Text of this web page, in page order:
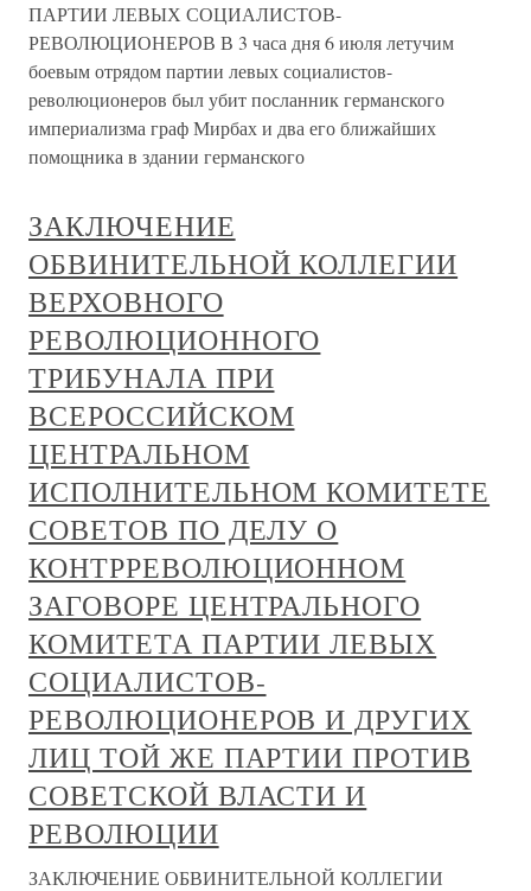
ПАРТИИ ЛЕВЫХ СОЦИАЛИСТОВ-
РЕВОЛЮЦИОНЕРОВ В 3 часа дня 6 июля летучим
боевым отрядом партии левых социалистов-
революционеров был убит посланник германского
империализма граф Мирбах и два его ближайших
помощника в здании германского
ЗАКЛЮЧЕНИЕ
ОБВИНИТЕЛЬНОЙ КОЛЛЕГИИ
ВЕРХОВНОГО
РЕВОЛЮЦИОННОГО
ТРИБУНАЛА ПРИ
ВСЕРОССИЙСКОМ
ЦЕНТРАЛЬНОМ
ИСПОЛНИТЕЛЬНОМ КОМИТЕТЕ
СОВЕТОВ ПО ДЕЛУ О
КОНТРРЕВОЛЮЦИОННОМ
ЗАГОВОРЕ ЦЕНТРАЛЬНОГО
КОМИТЕТА ПАРТИИ ЛЕВЫХ
СОЦИАЛИСТОВ-
РЕВОЛЮЦИОНЕРОВ И ДРУГИХ
ЛИЦ ТОЙ ЖЕ ПАРТИИ ПРОТИВ
СОВЕТСКОЙ ВЛАСТИ И
РЕВОЛЮЦИИ
ЗАКЛЮЧЕНИЕ ОБВИНИТЕЛЬНОЙ КОЛЛЕГИИ